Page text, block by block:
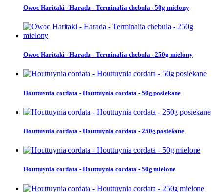
Owoc Haritaki - Harada - Terminalia chebula - 50g mielony
Owoc Haritaki - Harada - Terminalia chebula - 250g mielony
Houttuynia cordata - Houttuynia cordata - 50g posiekane
Houttuynia cordata - Houttuynia cordata - 250g posiekane
Houttuynia cordata - Houttuynia cordata - 50g mielone